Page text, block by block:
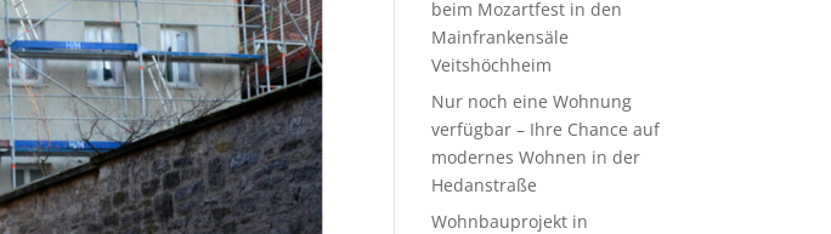
beim Mozartfest in den
Mainfrankensäle
Veitshöchheim
Nur noch eine Wohnung
verfügbar – Ihre Chance auf
modernes Wohnen in der
Hedanstraße
Wohnbauprojekt in